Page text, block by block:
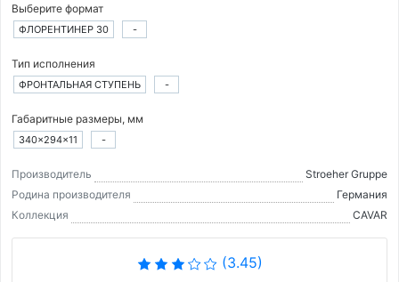
Выберите формат
ФЛОРЕНТИНЕР 30 -
Тип исполнения
ФРОНТАЛЬНАЯ СТУПЕНЬ -
Габаритные размеры, мм
340×294×11 -
Производитель
Stroeher Gruppe
Родина производителя
Германия
Коллекция
CAVAR
(3.45)